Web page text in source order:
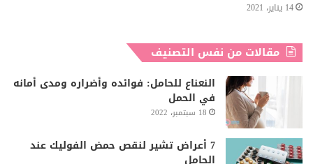
14 يناير، 2021
مقالات من نفس التصنيف
النعناع للحامل: فوائده وأضراره ومدى أمانه
في الحمل
18 سبتمبر، 2022
7 أعراض تشير لنقص حمض الفوليك عند
الحامل